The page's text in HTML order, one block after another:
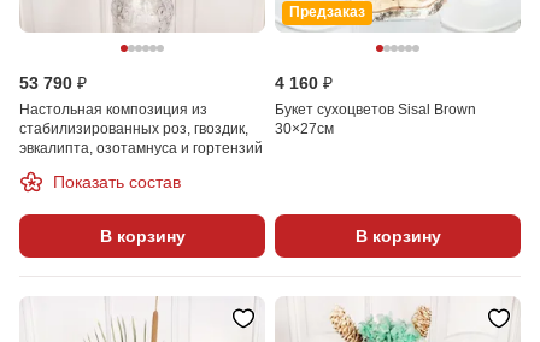
53 790 ₽
Настольная композиция из
стабилизированных роз, гвоздик,
эвкалипта, озотамнуса и гортензий
Показать состав
В корзину
Предзаказ
4 160 ₽
Букет сухоцветов Sisal Brown
30×27см
В корзину